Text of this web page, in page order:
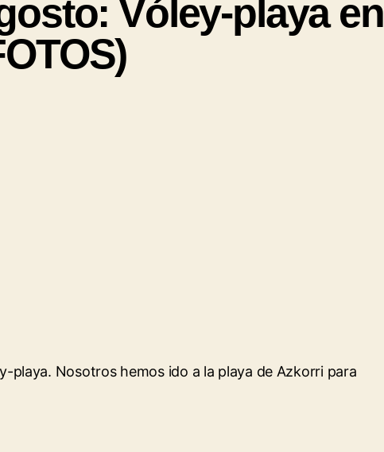
Vóley-playa en
playa. Nosotros hemos ido a la playa de Azkorri para